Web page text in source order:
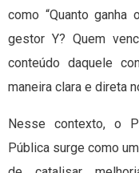
como “Quanto
gestor Y? Quem
conteúdo daquele
maneira clara e direta
Nesse contexto, o
Pública surge como